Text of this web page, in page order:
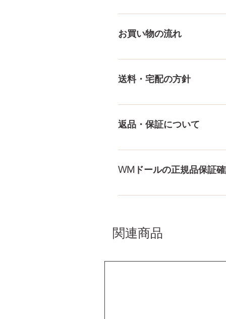
メール、チャット（サイト下
様々な決済方法に対応でき
お買い物の流れ
多種多様な品ぞろえ！工場
身、下半身、男性ドールや
送料・宅配の方針
送料は全国一律送料無料！
料・配送の方針をもっと見る
返品・保証について
ドールのメイク直しなど充
WMドールの正規品保証
コチラからWMドール様の公
関連商品